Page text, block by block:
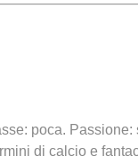
poca.
di calcio e